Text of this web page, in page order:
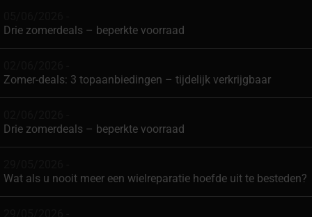
Drie zomerdeals – beperkte voorraad
Zomer-deals: 3 topaanbiedingen – tijdelijk verkrijgbaar
Drie zomerdeals – beperkte voorraad
Wat als u nooit meer een wielreparatie hoefde uit te besteden?